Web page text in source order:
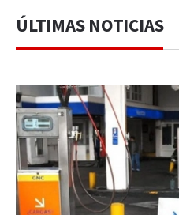
ÚLTIMAS NOTICIAS